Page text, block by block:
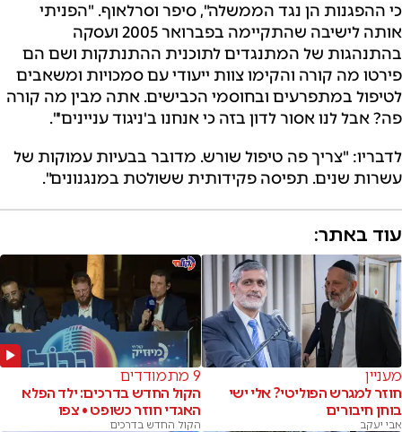
כי ההפגנות הן נגד הממשלה", סיפר וסרלאוף. "הפניתי
אותה לישיבה שהתקיימה בפברואר 2005 ועסקה
בהתנהגות של המתנגדים לתוכנית ההתנתקות ושם הם
פירטו מה קורה והקימו צוות ייעודי עם סמכויות ומשאבים
לטיפול במתפרעים ובחוסמי הכבישים. אתה מבין מה קורה
פה? אבל לנו אסור לדון בזה כי אנחנו ב'ניגוד עניינים'".
לדבריו: "צריך פה טיפול שורש. מדובר בבעיות עמוקות של
עשרות שנים. תפיסה פקידותית ששולטת במנגנונים".
עוד באתר:
מעניין
חוזר למגרש הפוליטי? אלי ישי
בוחן חיבורים
אבי יעקב
9 מתמודדים
הקול החדש בדרכים: ילד הפלא
האגדי חוזר כשופט • צפו
הקול החדש בדרכים